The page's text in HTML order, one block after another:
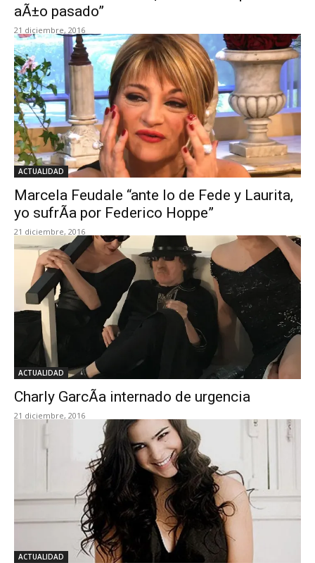
aÃ±o pasado”
21 diciembre, 2016
ACTUALIDAD
Marcela Feudale “ante lo de Fede y Laurita,
yo sufrÃ­a por Federico Hoppe”
21 diciembre, 2016
ACTUALIDAD
Charly GarcÃ­a internado de urgencia
21 diciembre, 2016
ACTUALIDAD